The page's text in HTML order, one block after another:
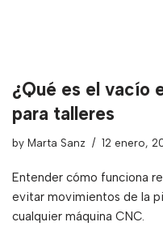
¿Qué es el vacío
para talleres
by Marta Sanz 12 enero,
Entender cómo funciona
evitar movimientos de la
cualquier máquina CNC.